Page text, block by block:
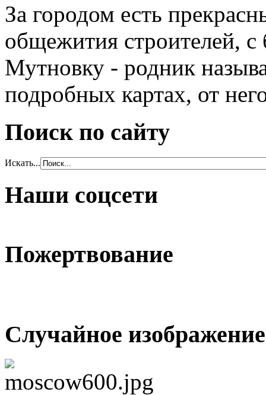
За городом есть
общежития строителей, с
Мутновку - родник
подробных картах, от
Поиск по сайту
Искать...
Наши соцсети
Пожертвование
Случайное изображение